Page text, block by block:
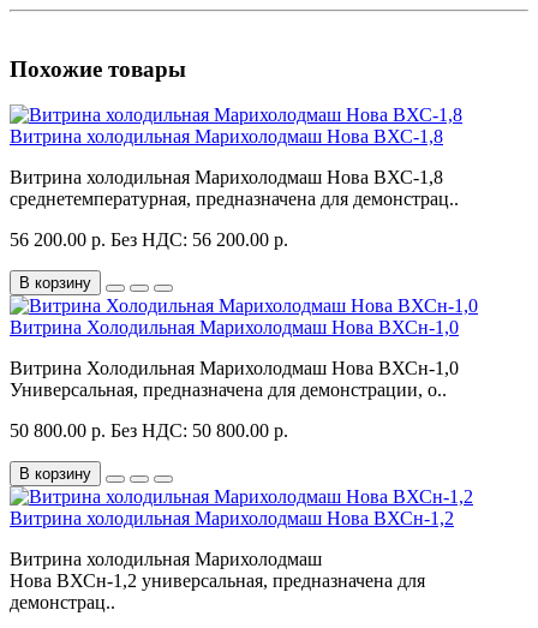
Похожие товары
Витрина холодильная Марихолодмаш Нова ВХС-1,8
Витрина холодильная Марихолодмаш Нова ВХС-1,8
среднетемпературная, предназначена для демонстрац..
56 200.00 р. Без НДС: 56 200.00 р.
В корзину
Витрина Холодильная Марихолодмаш Нова ВХСн-1,0
Витрина Холодильная Марихолодмаш Нова ВХСн-1,0
Универсальная, предназначена для демонстрации, о..
50 800.00 р. Без НДС: 50 800.00 р.
В корзину
Витрина холодильная Марихолодмаш Нова ВХСн-1,2
Витрина холодильная Марихолодмаш
Нова ВХСн-1,2 универсальная, предназначена для
демонстрац..